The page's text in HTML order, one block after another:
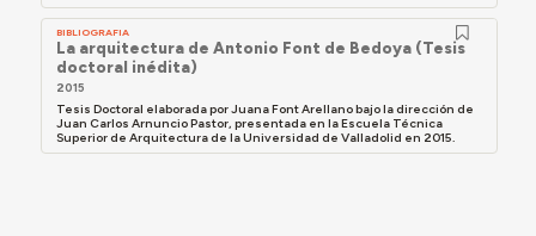
BIBLIOGRAFIA
La arquitectura de Antonio Font de Bedoya (Tesis
doctoral inédita)
2015
Tesis Doctoral elaborada por Juana Font Arellano bajo la dirección de
Juan Carlos Arnuncio Pastor, presentada en la Escuela Técnica
Superior de Arquitectura de la Universidad de Valladolid en 2015.